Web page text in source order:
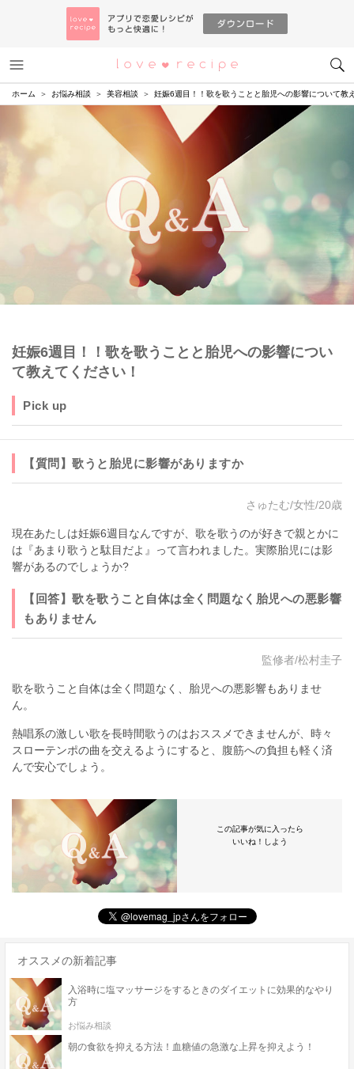
恋愛レシピ
ホーム お悩み相談 美容相談 妊娠6週目！！歌を歌うことと胎児への影響について教
妊娠6週目！！歌を歌うことと胎児への影響につい
て教えてください！
Pick up
【質問】歌うと胎児に影響がありますか
さゅたむ/女性/20歳
現在あたしは妊娠6週目なんですが、歌を歌うのが好きで親とかに
は『あまり歌うと駄目だよ』って言われました。実際胎児には影
響があるのでしょうか?
【回答】歌を歌うこと自体は全く問題なく胎児への悪影響
もありません
監修者/松村圭子
歌を歌うこと自体は全く問題なく、胎児への悪影響もありませ
ん。
熱唱系の激しい歌を長時間歌うのはおススメできませんが、時々
スローテンポの曲を交えるようにすると、腹筋への負担も軽く済
んで安心でしょう。
この記事が気に入ったら
いいね！しよう
オススメの新着記事
入浴時に塩マッサージをするときのダイエットに効果的なやり
方
お悩み相談
朝の食欲を抑える方法！血糖値の急激な上昇を抑えよう！